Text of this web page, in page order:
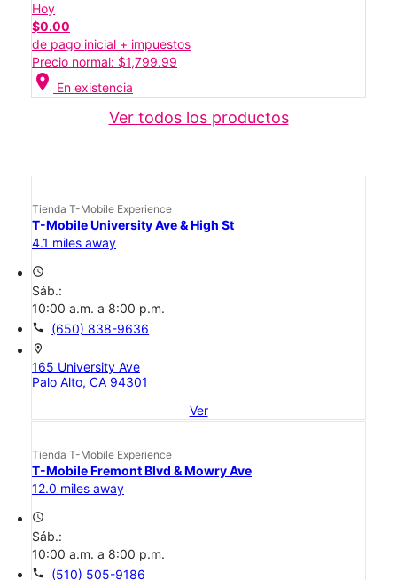
Hoy
$0.00
de pago inicial + impuestos
Precio normal: $1,799.99
location_on En existencia
Ver todos los productos
Tienda T-Mobile Experience
T-Mobile University Ave & High St
4.1 miles away
access_time
Sáb.:
10:00 a.m. a 8:00 p.m.
call (650) 838-9636
location_on
165 University Ave
Palo Alto, CA 94301
Ver
Tienda T-Mobile Experience
T-Mobile Fremont Blvd & Mowry Ave
12.0 miles away
access_time
Sáb.:
10:00 a.m. a 8:00 p.m.
call (510) 505-9186